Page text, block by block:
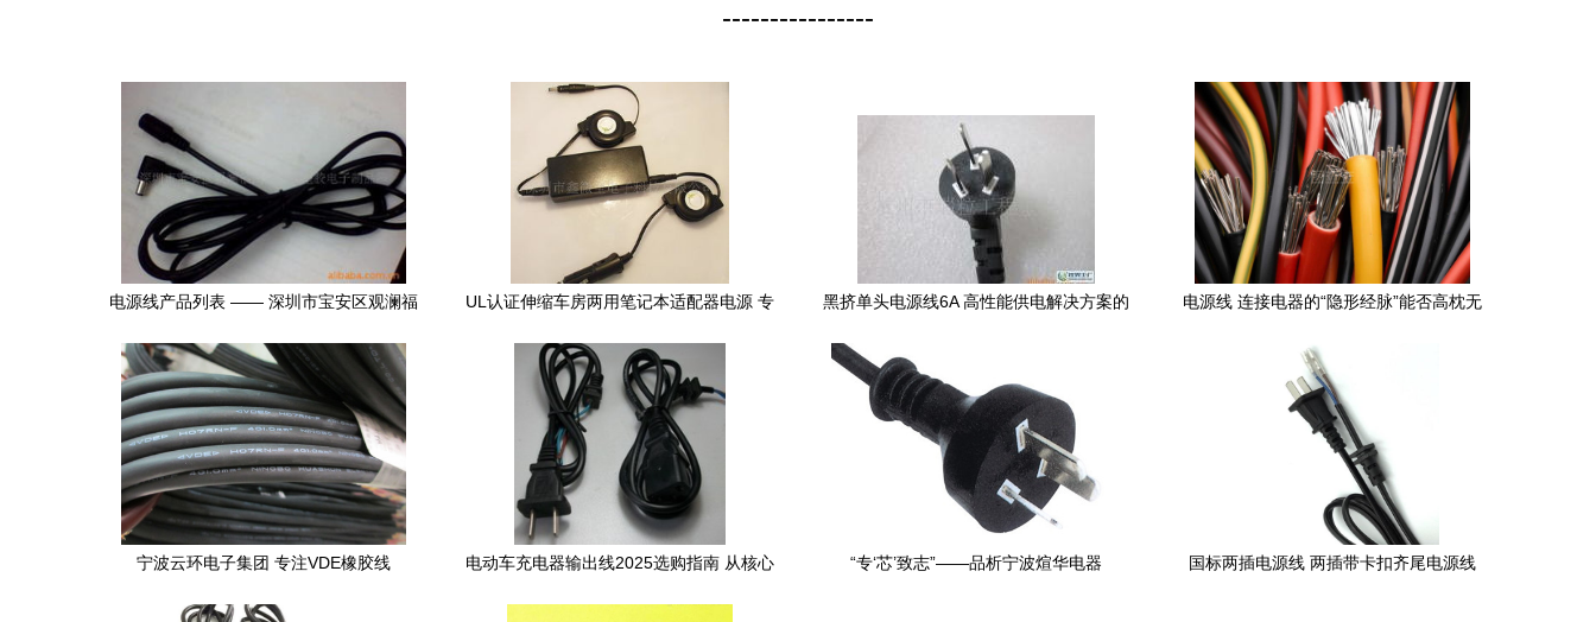
----------------
电源线产品列表 —— 深圳市宝安区观澜福
UL认证伸缩车房两用笔记本适配器电源 专
黑挤单头电源线6A 高性能供电解决方案的
电源线 连接电器的“隐形经脉”能否高枕无
宁波云环电子集团 专注VDE橡胶线
电动车充电器输出线2025选购指南 从核心
“专‘芯’致志”——品析宁波煊华电器
国标两插电源线 两插带卡扣齐尾电源线